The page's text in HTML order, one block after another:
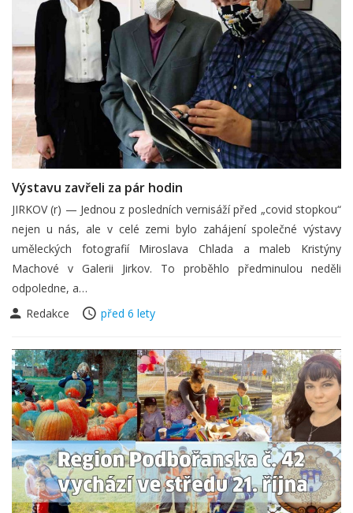
Výstavu zavřeli za pár hodin
JIRKOV (r) — Jednou z posledních vernisáží před „covid stopkou“
nejen u nás, ale v celé zemi bylo zahájení společné výstavy
uměleckých fotografií Miroslava Chlada a maleb Kristýny
Machové v Galerii Jirkov. To proběhlo předminulou neděli
odpoledne, a…
Redakce
před 6 lety